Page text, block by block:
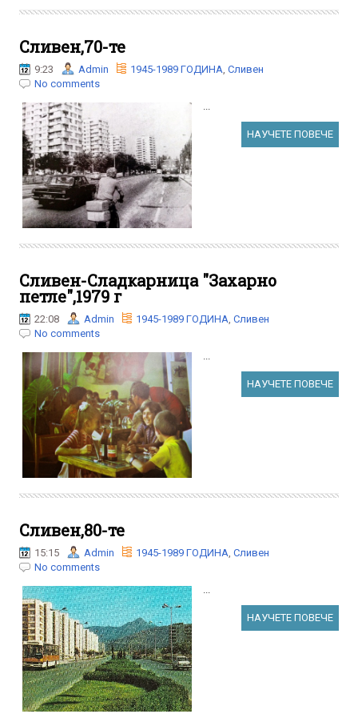
Сливен,70-те
9:23 Admin 1945-1989 ГОДИНА Сливен
No comments
НАУЧЕТЕ ПОВЕЧЕ
Сливен-Сладкарница "Захарно
петле",1979 г
22:08 Admin 1945-1989 ГОДИНА Сливен
No comments
НАУЧЕТЕ ПОВЕЧЕ
Сливен,80-те
15:15 Admin 1945-1989 ГОДИНА Сливен
No comments
НАУЧЕТЕ ПОВЕЧЕ